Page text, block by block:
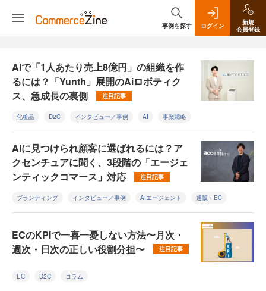
事例を探す ログイン
新規
会員登録
AIで「1人あたり売上8億円」の組織を作
るには？「Yunth」展開のAiロボティク
ス、急成長の裏側
注目記事
化粧品 D2C インタビュー／事例 AI 事業戦略
AIに見つけられ顧客に選ばれるには？ア
クセンチュアに聞く、3段階の「エージェ
ンティックコマース」対応
注目記事
ブランディング インタビュー／事例 AIエージェント 通販・EC
ECのKPIで一喜一憂しない方法〜月次・
週次・日次の正しい役割分担〜
注目記事
EC D2C コラム